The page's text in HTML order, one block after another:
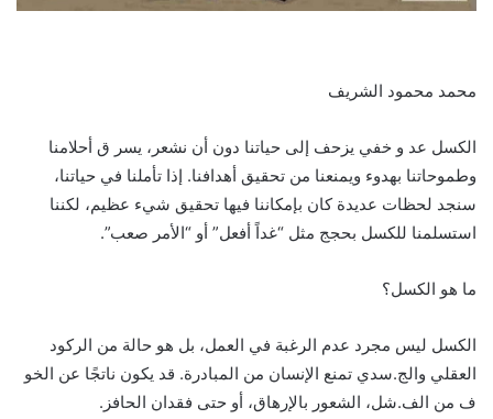
محمد محمود الشريف
الكسل عد و خفي يزحف إلى حياتنا دون أن نشعر، يسر ق أحلامنا
وطموحاتنا بهدوء ويمنعنا من تحقيق أهدافنا. إذا تأملنا في حياتنا،
سنجد لحظات عديدة كان بإمكاننا فيها تحقيق شيء عظيم، لكننا
استسلمنا للكسل بحجج مثل “غداً أفعل” أو “الأمر صعب”.
ما هو الكسل؟
الكسل ليس مجرد عدم الرغبة في العمل، بل هو حالة من الركود
العقلي والج.سدي تمنع الإنسان من المبادرة. قد يكون ناتجًا عن الخو
ف من الف.شل، الشعور بالإرهاق، أو حتى فقدان الحافز.